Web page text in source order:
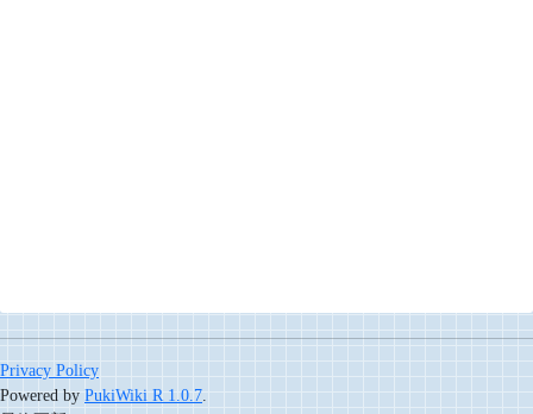
Privacy Policy
Powered by PukiWiki R 1.0.7